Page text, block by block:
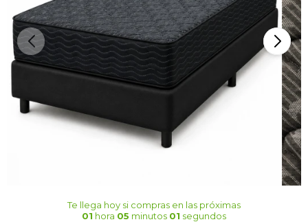
Te llega hoy si compras en las próximas
01hora 05minutos 00 segundos